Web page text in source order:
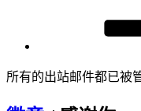
所有的出站邮件都已被